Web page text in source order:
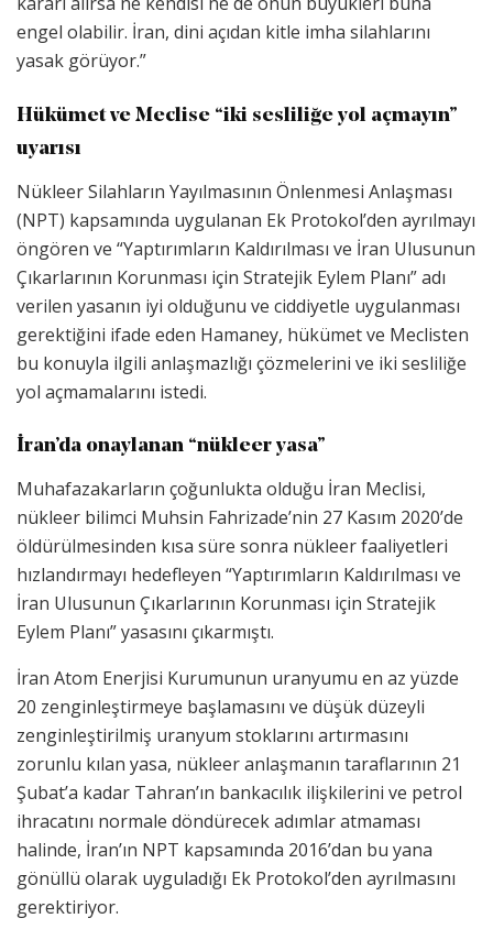
engel olabilir. İran, dini açıdan kitle imha silahlarını
yasak görüyor.”
Hükümet ve Meclise “iki sesliliğe yol açmayın”
uyarısı
Nükleer Silahların Yayılmasının Önlenmesi Anlaşması
(NPT) kapsamında uygulanan Ek Protokol’den ayrılmayı
öngören ve “Yaptırımların Kaldırılması ve İran Ulusunun
Çıkarlarının Korunması için Stratejik Eylem Planı” adı
verilen yasanın iyi olduğunu ve ciddiyetle uygulanması
gerektiğini ifade eden Hamaney, hükümet ve Meclisten
bu konuyla ilgili anlaşmazlığı çözmelerini ve iki sesliliğe
yol açmamalarını istedi.
İran’da onaylanan “nükleer yasa”
Muhafazakarların çoğunlukta olduğu İran Meclisi,
nükleer bilimci Muhsin Fahrizade’nin 27 Kasım 2020’de
öldürülmesinden kısa süre sonra nükleer faaliyetleri
hızlandırmayı hedefleyen “Yaptırımların Kaldırılması ve
İran Ulusunun Çıkarlarının Korunması için Stratejik
Eylem Planı” yasasını çıkarmıştı.
İran Atom Enerjisi Kurumunun uranyumu en az yüzde
20 zenginleştirmeye başlamasını ve düşük düzeyli
zenginleştirilmiş uranyum stoklarını artırmasını
zorunlu kılan yasa, nükleer anlaşmanın taraflarının 21
Şubat’a kadar Tahran’ın bankacılık ilişkilerini ve petrol
ihracatını normale döndürecek adımlar atmaması
halinde, İran’ın NPT kapsamında 2016’dan bu yana
gönüllü olarak uyguladığı Ek Protokol’den ayrılmasını
gerektiriyor.